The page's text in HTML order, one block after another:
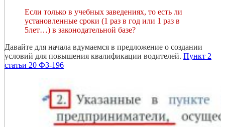
Если только в учебных заведениях, то есть ли
установленные сроки (1 раз в год или 1 раз в
5лет…) в законодательной базе?
Давайте для начала вдумаемся в предложение о создании
условий для повышения квалификации водителей. Пункт 2
статьи 20 ФЗ-196